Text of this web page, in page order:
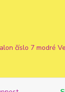
číslo 7 modré